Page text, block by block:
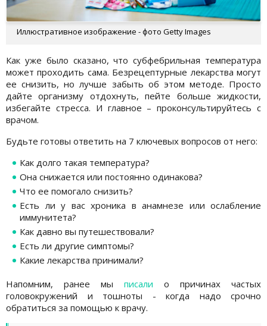
Иллюстративное изображение - фото Getty Images
Как уже было сказано, что субфебрильная температура
может проходить сама. Безрецептурные лекарства могут
ее снизить, но лучше забыть об этом методе. Просто
дайте организму отдохнуть, пейте больше жидкости,
избегайте стресса. И главное – проконсультируйтесь с
врачом.
Будьте готовы ответить на 7 ключевых вопросов от него:
Как долго такая температура?
Она снижается или постоянно одинакова?
Что ее помогало снизить?
Есть ли у вас хроника в анамнезе или ослабление
иммунитета?
Как давно вы путешествовали?
Есть ли другие симптомы?
Какие лекарства принимали?
Напомним, ранее мы писали о причинах частых
головокружений и тошноты - когда надо срочно
обратиться за помощью к врачу.